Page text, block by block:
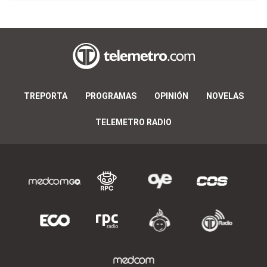
TREPORTA PROGRAMAS OPINIÓN NOVELAS
TELEMETRO RADIO